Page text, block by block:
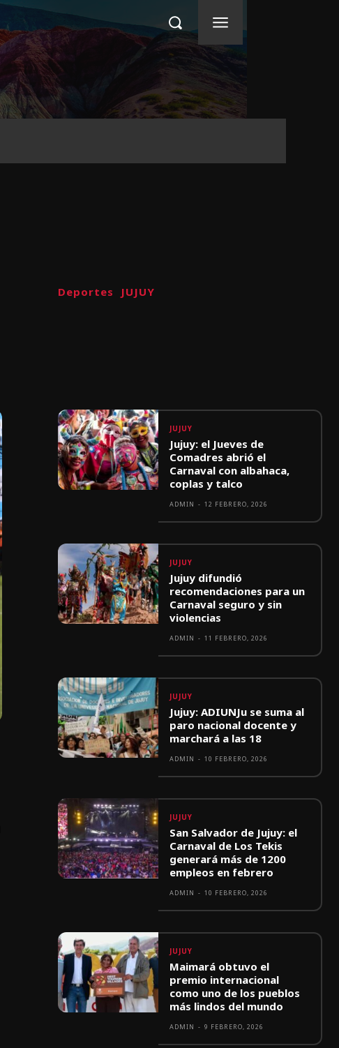
Deportes JUJUY
JUJUY
Jujuy: el Jueves de
Comadres abrió el
Carnaval con albahaca,
coplas y talco
ADMIN - 12 FEBRERO, 2026
JUJUY
Jujuy difundió
recomendaciones para un
Carnaval seguro y sin
violencias
ADMIN - 11 FEBRERO, 2026
JUJUY
Jujuy: ADIUNJu se suma al
paro nacional docente y
marchará a las 18
ADMIN - 10 FEBRERO, 2026
JUJUY
San Salvador de Jujuy: el
Carnaval de Los Tekis
generará más de 1200
empleos en febrero
ADMIN - 10 FEBRERO, 2026
JUJUY
Maimará obtuvo el
premio internacional
como uno de los pueblos
más lindos del mundo
ADMIN - 9 FEBRERO, 2026